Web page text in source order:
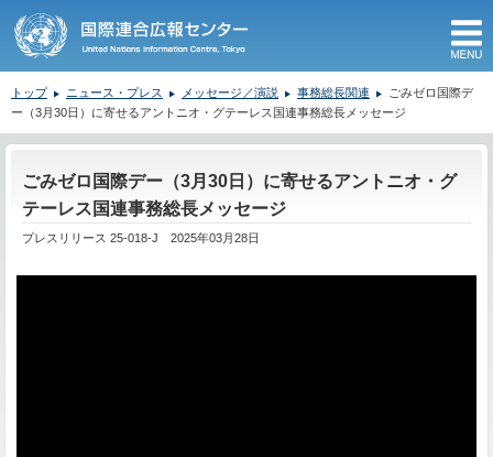
トップ ニュース・プレス メッセージ／演説 事務総長関連
ごみゼロ国際デ
ー（3月30日）に寄せるアントニオ・グテーレス国連事務総長メッセージ
ごみゼロ国際デー（3月30日）に寄せるアントニオ・グ
テーレス国連事務総長メッセージ
プレスリリース 25-018-J 2025年03月28日